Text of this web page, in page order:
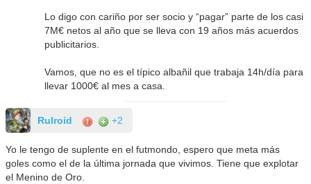
Lo digo con cariño por ser socio y “pagar” parte de los casi
7M€ netos al año que se lleva con 19 años más acuerdos
publicitarios.
Vamos, que no es el típico albañil que trabaja 14h/día para
llevar 1000€ al mes a casa.
Rulroid +2
Yo le tengo de suplente en el futmondo, espero que meta más
goles como el de la última jornada que vivimos. Tiene que explotar
el Menino de Oro.